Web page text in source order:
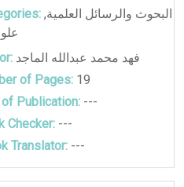
البحوث والرسائل العلمية,
فهد محمد عبدالله الماجد
of Pages:19
of Publication:---
Checker:---
Translator:---